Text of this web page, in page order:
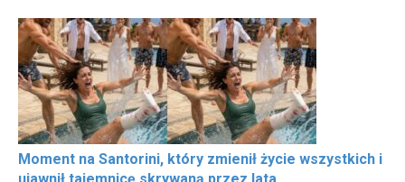
Moment na Santorini, który zmienił życie wszystkich i